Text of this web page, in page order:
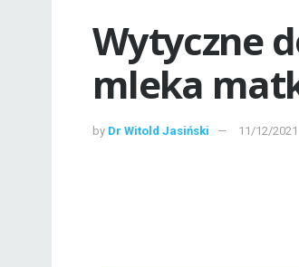
Wytyczne
mleka
by Dr Witold Jasiński 11/12/2021